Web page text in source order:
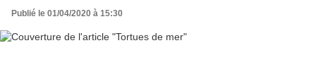
Publié le 01/04/2020 à 15:30